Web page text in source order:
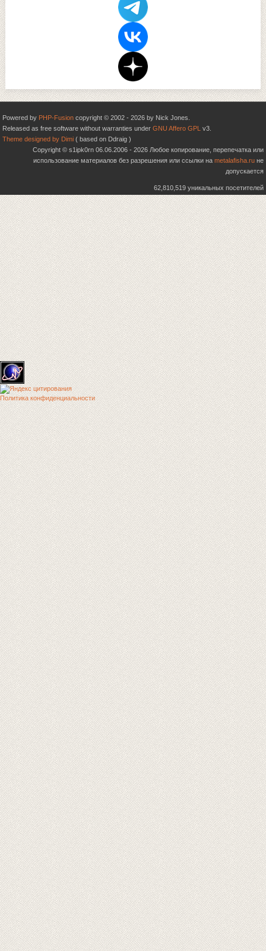
Powered by PHP-Fusion copyright © 2002 - 2026 by Nick Jones.
Released as free software without warranties under GNU Affero GPL v3.
Theme designed by Dimi ( based on Ddraig )
Copyright © s1ipk0rn 06.06.2006 - 2026 Любое копирование, перепечатка или
использование материалов без разрешения или ссылки на metalafisha.ru не
допускается
62,810,519 уникальных посетителей
Политика конфиденциальности